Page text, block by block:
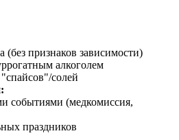
(без признаков зависимости)
алкоголем
солей
событиями (медкомиссия,
праздников